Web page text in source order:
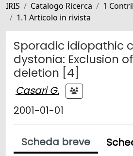
IRIS Catalogo Ricerca
1
1.1 Articolo in rivista
Sporadic idiopathic
dystonia: Exclusion of
deletion [4]
Casari G.
2001-01-01
Scheda breve